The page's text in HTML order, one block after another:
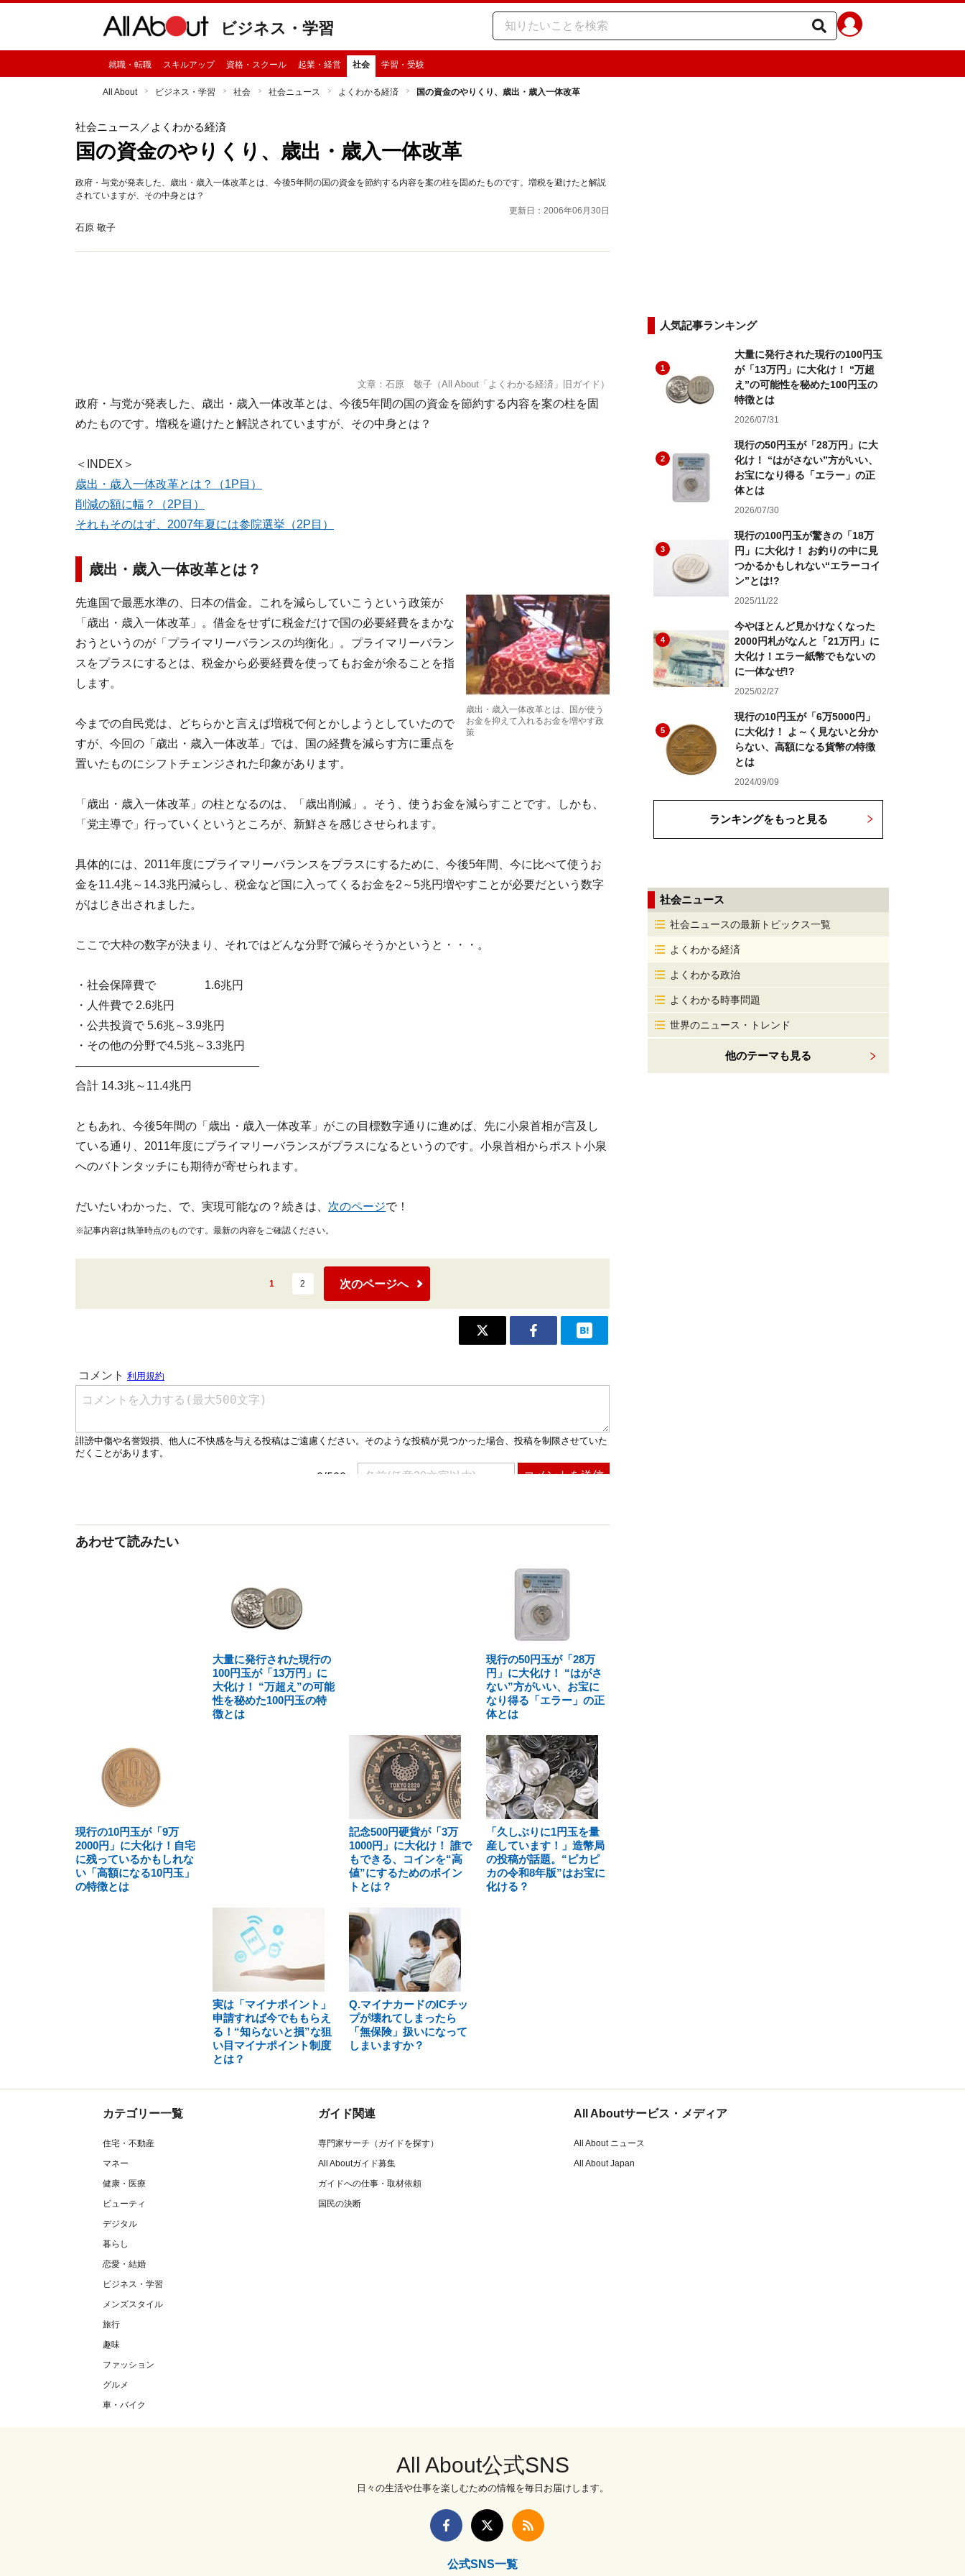
ビジネス・学習
就職・転職 スキルアップ 資格・スクール 起業・経営 社会 学習・受験
All About ビジネス・学習 社会 社会ニュース よくわかる経済 国の資金のやりくり、歳出・歳入一体改革
社会ニュース ／よくわかる経済
国の資金のやりくり、歳出・歳入一体改革
政府・与党が発表した、歳出・歳入一体改革とは、今後5年間の国の資金を節約する内容を案の柱を固めたものです。増税を避けたと解説
されていますが、その中身とは？
更新日：2006年06月30日
石原 敬子
文章：石原 敬子（All About「よくわかる経済」旧ガイド）
政府・与党が発表した、歳出・歳入一体改革とは、今後5年間の国の資金を節約する内容を案の柱を固
めたものです。増税を避けたと解説されていますが、その中身とは？
＜INDEX＞
歳出・歳入一体改革とは？（1P目）
削減の額に幅？（2P目）
それもそのはず、2007年夏には参院選挙（2P目）
歳出・歳入一体改革とは？
歳出・歳入一体改革とは、国が使う
お金を抑えて入れるお金を増やす政
策
先進国で最悪水準の、日本の借金。これを減らしていこうという政策が
「歳出・歳入一体改革」。借金をせずに税金だけで国の必要経費をまかな
おうというのが「プライマリーバランスの均衡化」。プライマリーバラン
スをプラスにするとは、税金から必要経費を使ってもお金が余ることを指
します。
今までの自民党は、どちらかと言えば増税で何とかしようとしていたので
すが、今回の「歳出・歳入一体改革」では、国の経費を減らす方に重点を
置いたものにシフトチェンジされた印象があります。
「歳出・歳入一体改革」の柱となるのは、「歳出削減」。そう、使うお金を減らすことです。しかも、
「党主導で」行っていくというところが、新鮮さを感じさせられます。
具体的には、2011年度にプライマリーバランスをプラスにするために、今後5年間、今に比べて使うお
金を11.4兆～14.3兆円減らし、税金など国に入ってくるお金を2～5兆円増やすことが必要だという数字
がはじき出されました。
ここで大枠の数字が決まり、それではどんな分野で減らそうかというと・・・。
・社会保障費で 1.6兆円
・人件費で 2.6兆円
・公共投資で 5.6兆～3.9兆円
・その他の分野で4.5兆～3.3兆円
――――――――――――――――
合計 14.3兆～11.4兆円
ともあれ、今後5年間の「歳出・歳入一体改革」がこの目標数字通りに進めば、先に小泉首相が言及し
ている通り、2011年度にプライマリーバランスがプラスになるというのです。小泉首相からポスト小泉
へのバトンタッチにも期待が寄せられます。
だいたいわかった、で、実現可能なの？続きは、 次のページで！
※記事内容は執筆時点のものです。最新の内容をご確認ください。
1 2 次のページへ
あわせて読みたい
大量に発行された現行の
100円玉が「13万円」に
大化け！ “万超え”の可能
性を秘めた100円玉の特
徴とは
現行の50円玉が「28万
円」に大化け！ “はがさ
ない”方がいい、お宝に
なり得る「エラー」の正
体とは
現行の10円玉が「9万
2000円」に大化け！自宅
に残っているかもしれな
い「高額になる10円玉」
の特徴とは
記念500円硬貨が「3万
1000円」に大化け！ 誰で
もできる、コインを“高
値”にするためのポイン
トとは？
「久しぶりに1円玉を量
産しています！」造幣局
の投稿が話題。“ピカピ
カの令和8年版”はお宝に
化ける？
実は「マイナポイント」
申請すれば今でももらえ
る！“知らないと損”な狙
い目マイナポイント制度
とは？
Q.マイナカードのICチッ
プが壊れてしまったら
「無保険」扱いになって
しまいますか？
人気記事ランキング
1
大量に発行された現行の100円玉
が「13万円」に大化け！ “万超
え”の可能性を秘めた100円玉の
特徴とは
2026/07/31
2
現行の50円玉が「28万円」に大
化け！ “はがさない”方がいい、
お宝になり得る「エラー」の正
体とは
2026/07/30
3
現行の100円玉が驚きの「18万
円」に大化け！ お釣りの中に見
つかるかもしれない“エラーコイ
ン”とは!?
2025/11/22
4
今やほとんど見かけなくなった
2000円札がなんと「21万円」に
大化け！エラー紙幣でもないの
に一体なぜ!?
2025/02/27
5
現行の10円玉が「6万5000円」
に大化け！ よ～く見ないと分か
らない、高額になる貨幣の特徴
とは
2024/09/09
ランキングをもっと見る
社会ニュース
社会ニュースの最新トピックス一覧
よくわかる経済
よくわかる政治
よくわかる時事問題
世界のニュース・トレンド
他のテーマも見る
カテゴリー一覧
住宅・不動産
マネー
健康・医療
ビューティ
デジタル
暮らし
恋愛・結婚
ビジネス・学習
メンズスタイル
旅行
趣味
ファッション
グルメ
車・バイク
ガイド関連
専門家サーチ（ガイドを探す）
All Aboutガイド募集
ガイドへの仕事・取材依頼
国民の決断
All Aboutサービス・メディア
All About ニュース
All About Japan
All About公式SNS
日々の生活や仕事を楽しむための情報を毎日お届けします。
公式SNS一覧